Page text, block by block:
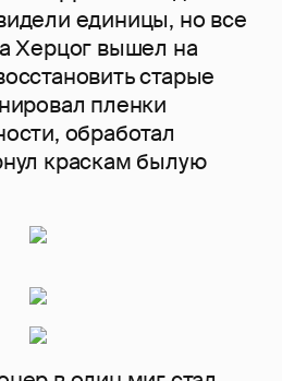
единицы, но все
Херцог вышел на
старые
пленки
обработал
краскам былую